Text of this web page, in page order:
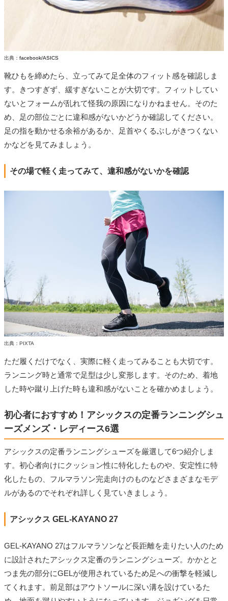
出典： facebook/ASICS
靴ひもを締めたら、立ってみて足全体のフィット感を確認しま
す。きつすぎず、緩すぎないことが大切です。フィットしてい
ないとフォームが乱れて怪我の原因になりかねません。そのた
め、足の部位ごとに違和感がないかどうか確認してください。
足の指を動かせる余裕があるか、足首やくるぶしがきつくない
かなどを見てみましょう。
その場で軽く走ってみて、違和感がないかを確認
出典：PIXTA
ただ履くだけでなく、実際に軽く走ってみることも大切です。
ランニング時と通常で足型は少し変形します。そのため、着地
した時や蹴り上げた時も違和感がないことを確かめましょう。
初心者におすすめ！アシックスの定番ランニングシュ
ーズメンズ・レディース6選
アシックスの定番ランニングシューズを厳選して6つ紹介しま
す。初心者向けにクッション性に特化したものや、安定性に特
化したもの、フルマラソン完走向けのものなどさまざまなモデ
ルがあるのでそれぞれ詳しく見ていきましょう。
アシックス GEL-KAYANO 27
GEL-KAYANO 27はフルマラソンなど長距離を走りたい人のため
に設計されたアシックス定番のランニングシューズ。かかとと
つま先の部分にGELが使用されているため足への衝撃を軽減し
てくれます。前足部はアウトソールに深い溝を設けているた